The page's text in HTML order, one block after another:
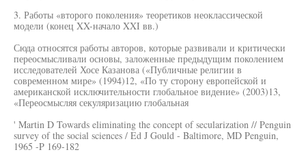
3. Работы «второго поколения» теоретиков неоклассической
модели (конец XX-начало XXI вв.)
Сюда относятся работы авторов, которые развивали и критически
переосмысливали основы, заложенные предыдущим поколением
исследователей Хосе Казанова («Публичные религии в
современном мире» (1994)12, «По ту сторону европейской и
американской исключительности глобальное видение» (2003)13,
«Переосмысляя секуляризацию глобальная
' Martin D Towards eliminating the concept of secularization // Penguin
survey of the social sciences / Ed J Gould - Baltimore, MD Penguin,
1965 -P 169-182